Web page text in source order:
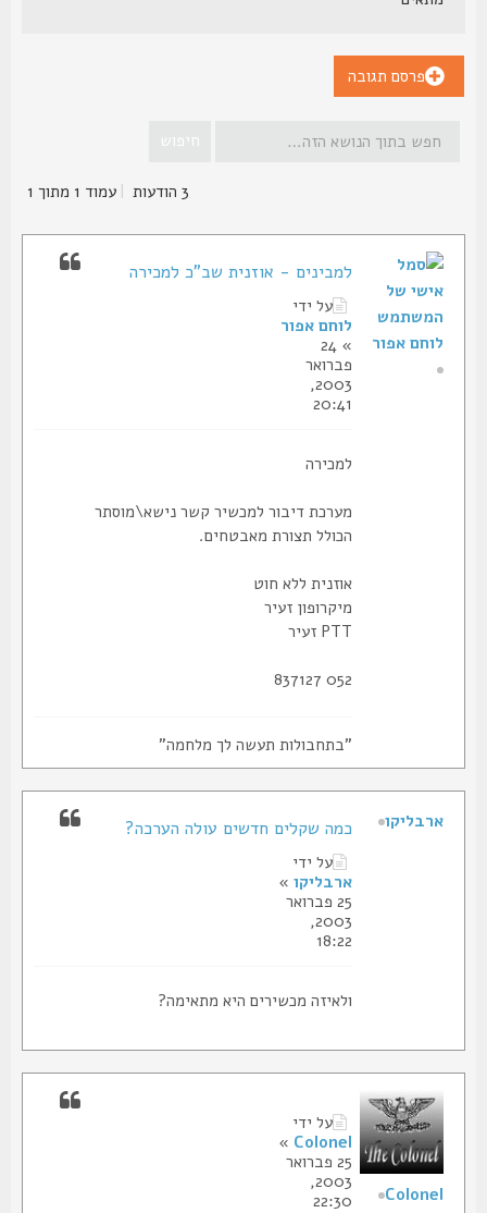
פרסם תגובה
|עמוד1מתוך1
למבינים - אוזנית שב"כ למכירה
על ידי
לוחם אפור
פברואר
2003,
20:41
למכירה
מערכת דיבור למכשיר קשר נישא\מוסתר
הכולל תצורת מאבטחים.
אוזנית ללא חוט
מיקרופון זעיר
"בתחבולות תעשה לך מלחמה"
לוחם אפור
כמה שקלים חדשים עולה הערכה?
על ידי
ארבליקו»
25 פברואר
2003,
18:22
ולאיזה מכשירים היא מתאימה?
ארבליקו
על ידי
Colonel
»
25 פברואר
2003,
22:30
Colonel